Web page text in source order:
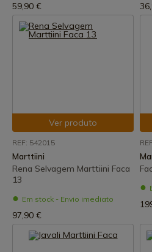
59,90 €
Ver produto
REF: 542015
Marttiini
Rena Selvagem Marttiini Faca
13
Em stock - Envio imediato
97,90 €